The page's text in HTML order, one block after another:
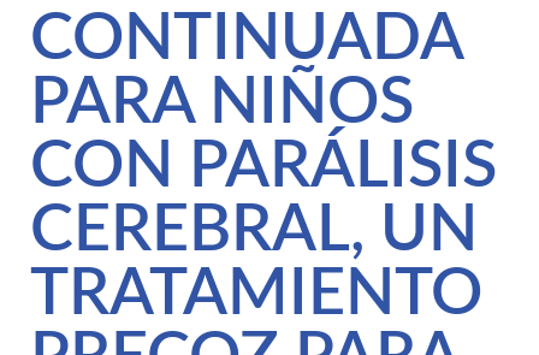
CONTINUADA
PARA NIÑOS
CON PARÁLISIS
CEREBRAL, UN
TRATAMIENTO